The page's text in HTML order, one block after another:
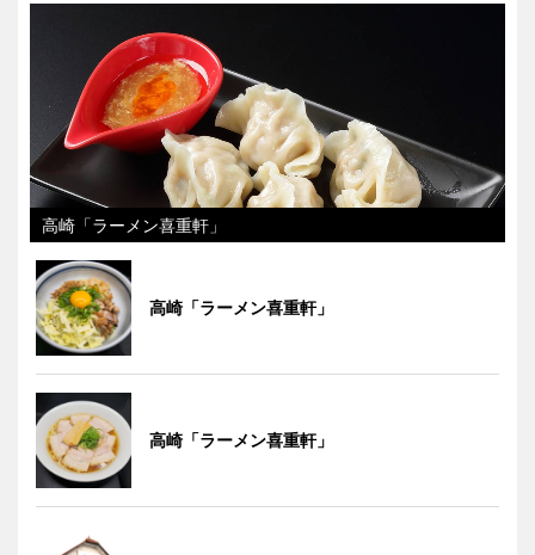
高崎「ラーメン喜重軒」
高崎「ラーメン喜重軒」
高崎「ラーメン喜重軒」